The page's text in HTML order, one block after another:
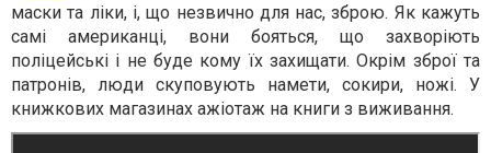
маски та ліки, і, що незвично для нас, зброю. Як кажуть
самі американці, вони бояться, що захворіють
поліцейські і не буде кому їх захищати. Окрім зброї та
патронів, люди скуповують намети, сокири, ножі. У
книжкових магазинах ажіотаж на книги з виживання.